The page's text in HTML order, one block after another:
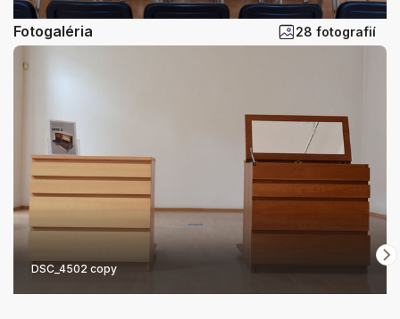
Fotogaléria 28 fotografií
DSC_4502 copy